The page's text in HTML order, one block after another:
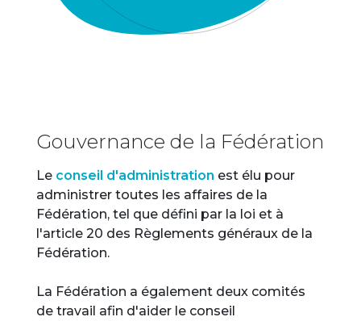
Gouvernance de la Fédération
Le conseil d'administration est élu pour
administrer toutes les affaires de la
Fédération, tel que défini par la loi et à
l'article 20 des Règlements généraux de la
Fédération.
La Fédération a également deux comités
de travail afin d'aider le conseil